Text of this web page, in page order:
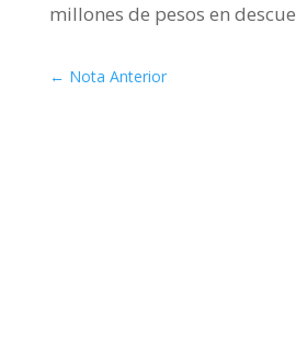
millones de pesos en
← Nota Anterior